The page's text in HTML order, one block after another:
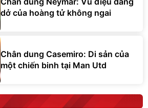
dở của hoàng tử không ngai
Chân dung Casemiro: Di sản của
một chiến binh tại Man Utd